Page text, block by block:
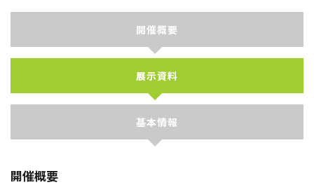
開催概要
展示資料
基本情報
開催概要